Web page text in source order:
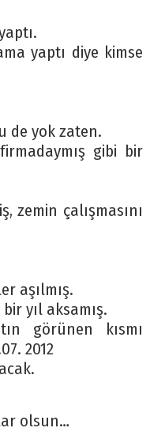
yaptı diye kimse
de yok zaten.
gibi bir
zemin çalışmasını
aşılmış.
yıl aksamış.
görünen kısmı
2012
olsun…